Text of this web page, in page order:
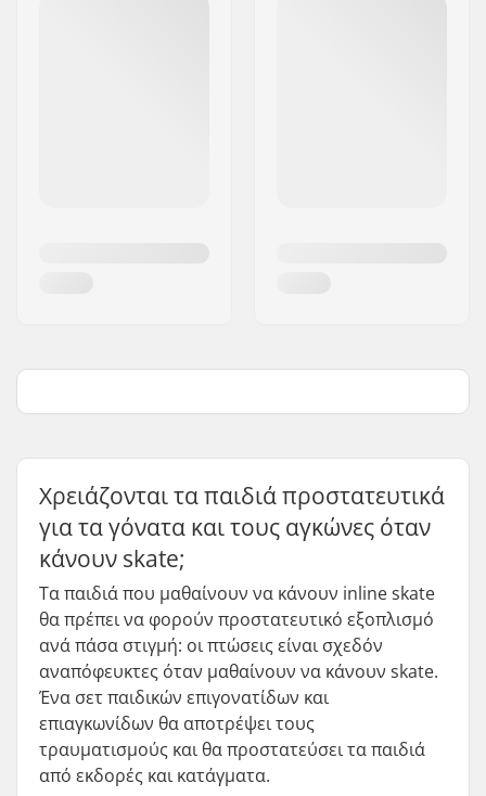
Χρειάζονται τα παιδιά προστατευτικά
για τα γόνατα και τους αγκώνες όταν
κάνουν skate;
Τα παιδιά που μαθαίνουν να κάνουν inline skate
θα πρέπει να φορούν προστατευτικό εξοπλισμό
ανά πάσα στιγμή: οι πτώσεις είναι σχεδόν
αναπόφευκτες όταν μαθαίνουν να κάνουν skate.
Ένα σετ παιδικών επιγονατίδων και
επιαγκωνίδων θα αποτρέψει τους
τραυματισμούς και θα προστατεύσει τα παιδιά
από εκδορές και κατάγματα.